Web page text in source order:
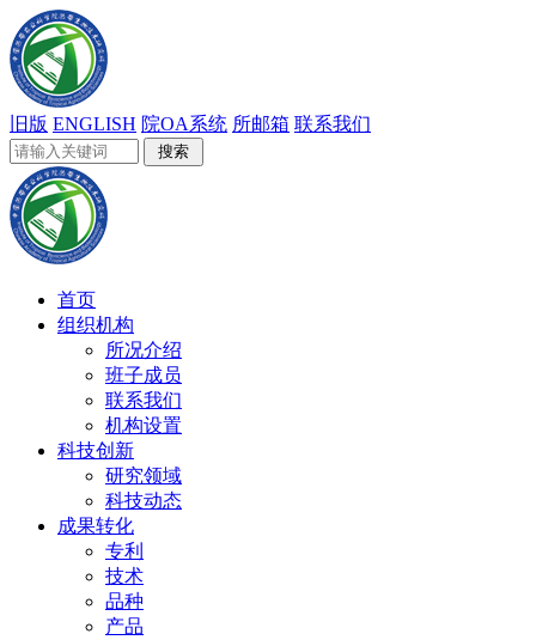
旧版 ENGLISH 院OA系统 所邮箱 联系我们
首页
组织机构
所况介绍
班子成员
联系我们
机构设置
科技创新
研究领域
科技动态
成果转化
专利
技术
品种
产品